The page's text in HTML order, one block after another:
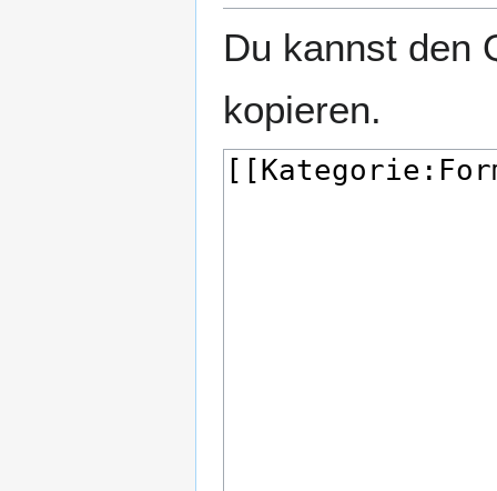
Du kannst den
kopieren.